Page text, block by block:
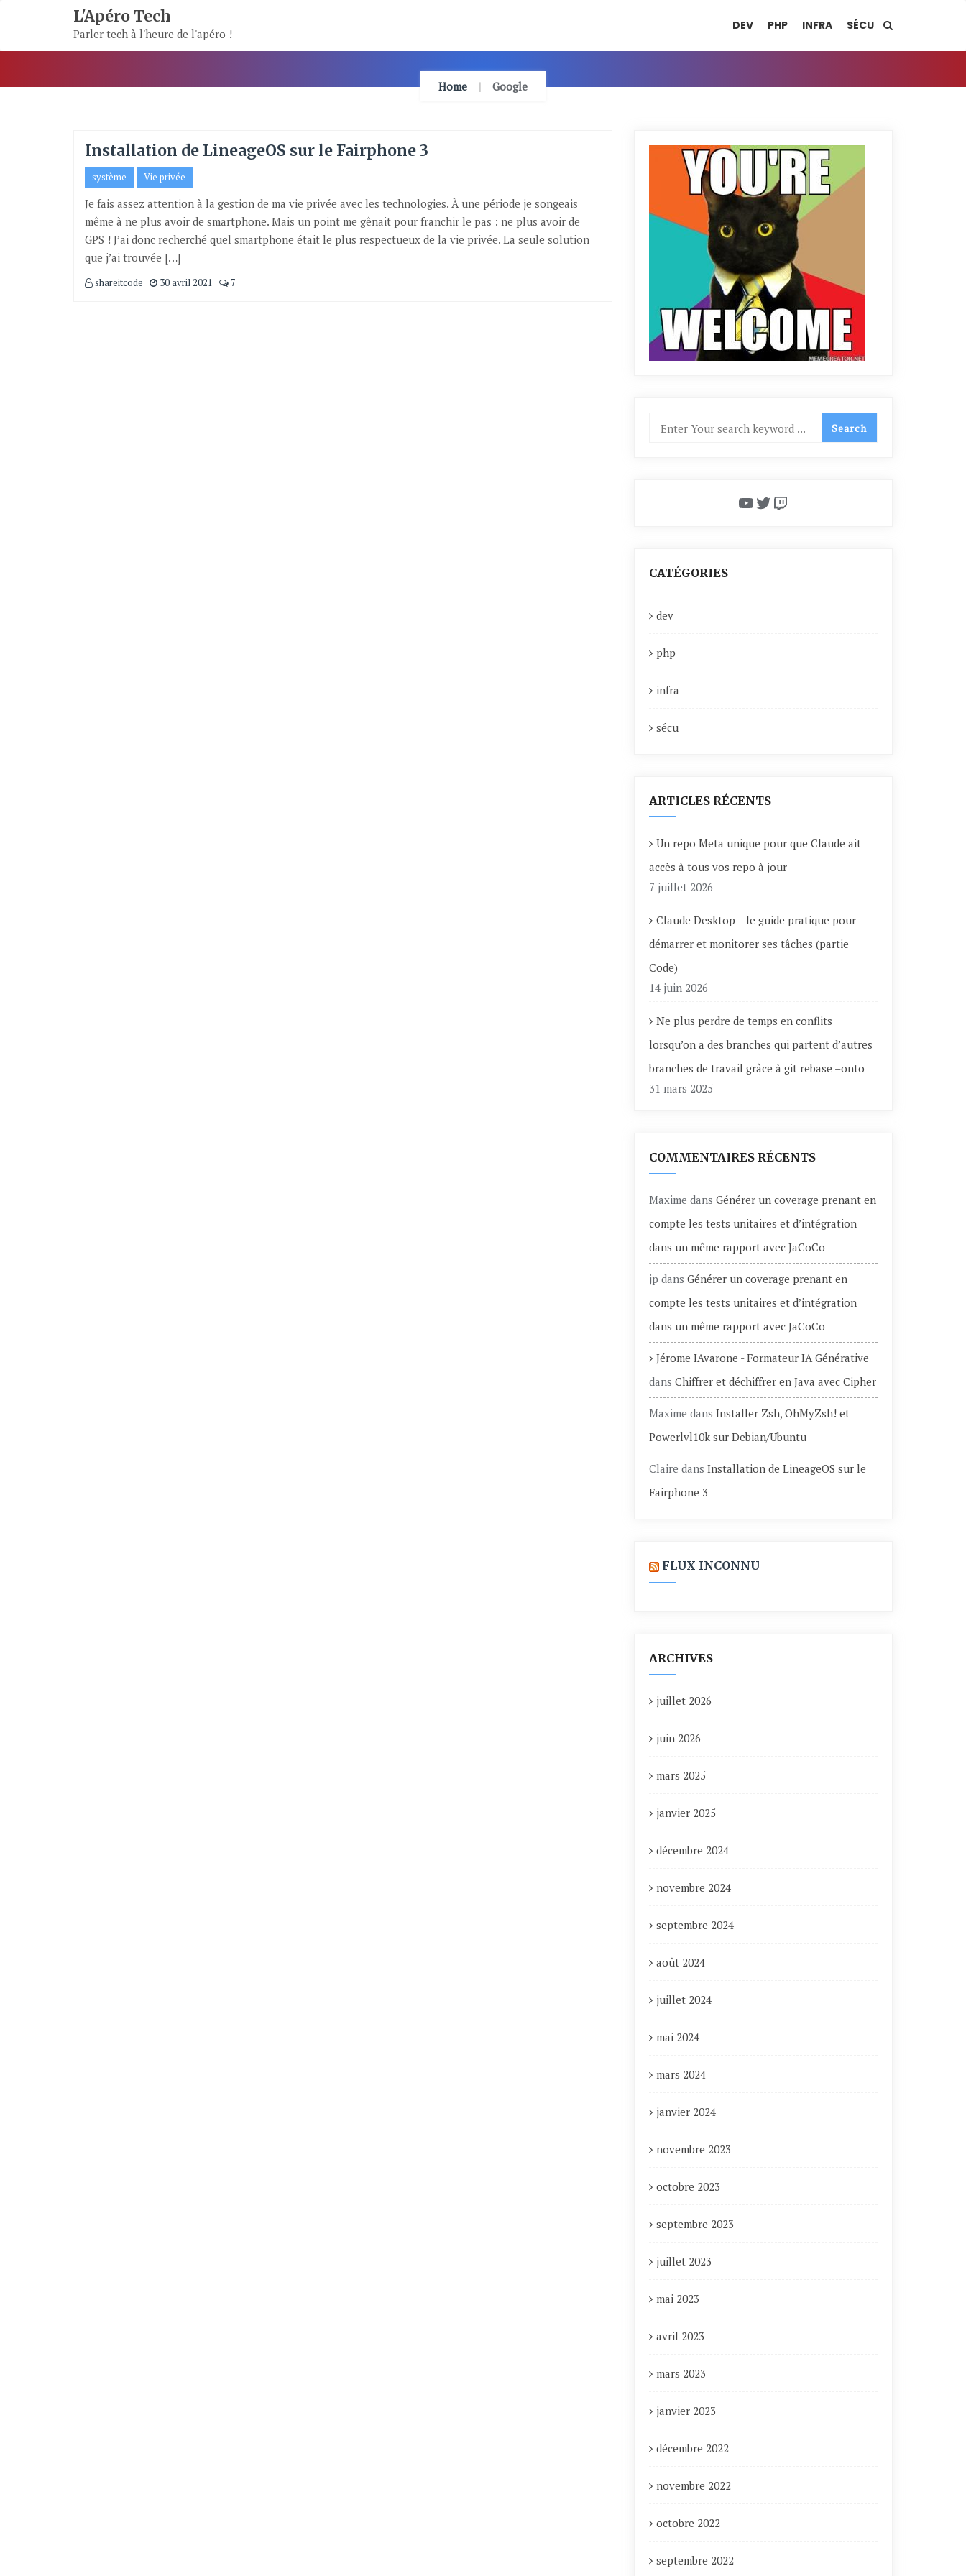
L'Apéro Tech
Parler tech à l'heure de l'apéro !
DEV PHP INFRA SÉCU
Home Google
Installation de LineageOS sur le Fairphone 3
système Vie privée
Je fais assez attention à la gestion de ma vie privée avec les technologies. À une période je songeais
même à ne plus avoir de smartphone. Mais un point me gênait pour franchir le pas : ne plus avoir de
GPS ! J’ai donc recherché quel smartphone était le plus respectueux de la vie privée. La seule solution
que j’ai trouvée […]
shareitcode 30 avril 2021 7
YouTube
Twitter
Twitch
CATÉGORIES
dev
php
infra
sécu
ARTICLES RÉCENTS
Un repo Meta unique pour que Claude ait
accès à tous vos repo à jour
7 juillet 2026
Claude Desktop – le guide pratique pour
démarrer et monitorer ses tâches (partie
Code)
14 juin 2026
Ne plus perdre de temps en conflits
lorsqu’on a des branches qui partent d’autres
branches de travail grâce à git rebase –onto
31 mars 2025
COMMENTAIRES RÉCENTS
Maxime dans Générer un coverage prenant en
compte les tests unitaires et d’intégration
dans un même rapport avec JaCoCo
jp dans Générer un coverage prenant en
compte les tests unitaires et d’intégration
dans un même rapport avec JaCoCo
Jérome IAvarone - Formateur IA Générative
dans Chiffrer et déchiffrer en Java avec Cipher
Maxime dans Installer Zsh, OhMyZsh! et
Powerlvl10k sur Debian/Ubuntu
Claire dans Installation de LineageOS sur le
Fairphone 3
FLUX INCONNU
ARCHIVES
juillet 2026
juin 2026
mars 2025
janvier 2025
décembre 2024
novembre 2024
septembre 2024
août 2024
juillet 2024
mai 2024
mars 2024
janvier 2024
novembre 2023
octobre 2023
septembre 2023
juillet 2023
mai 2023
avril 2023
mars 2023
janvier 2023
décembre 2022
novembre 2022
octobre 2022
septembre 2022